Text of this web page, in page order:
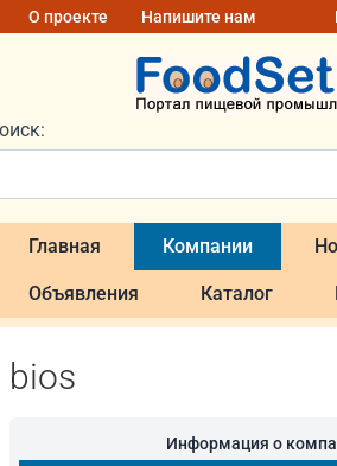
О проекте Напишите нам
Главная Компании
Объявления Каталог
bios
Информация о